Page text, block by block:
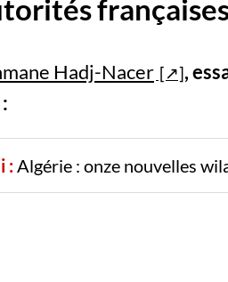
Hadj-Nacer
,
:Algérie : onze nouvelles